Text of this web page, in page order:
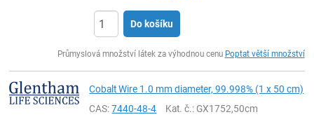
Do košíku
Průmyslová množství látek za výhodnou cenu Poptat větší množství
Cobalt Wire 1.0 mm diameter, 99.998% (1 x 50 cm)
CAS:7440-48-4 Kat. č.: GX1752,50cm